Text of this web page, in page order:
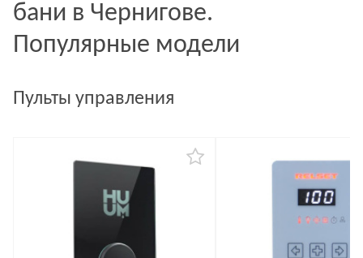
бани в Чернигове.
Популярные модели
Пульты управления